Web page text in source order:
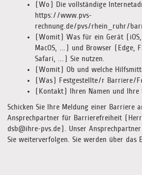
(Wo) Die vollständige
https://www.pvs-
rechnung.de/pvs/rhein_ruhr/
(Womit) Was für ein Gerät
MacOS, ...) und Browser (Edge,
Safari, ...) Sie nutzen.
(Womit) Ob und welche
(Was) Festgestellte/r Barriere/
(Kontakt) Ihren Namen und Ihre
Schicken Sie Ihre Meldung einer Barriere
Ansprechpartner für Barrierefreiheit
dsb@ihre-pvs.de). Unser
Sie weiterverfolgen. Sie werden über das